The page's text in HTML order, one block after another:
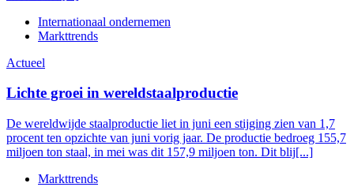
Internationaal ondernemen
Markttrends
Actueel
Lichte groei in wereldstaalproductie
De wereldwijde staalproductie liet in juni een stijging zien van 1,7
procent ten opzichte van juni vorig jaar. De productie bedroeg 155,7
miljoen ton staal, in mei was dit 157,9 miljoen ton. Dit blij[...]
Markttrends